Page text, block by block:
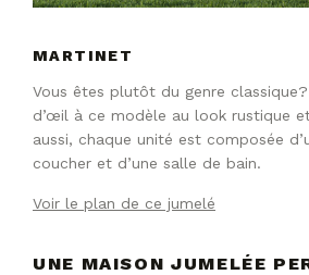
MARTINET
Vous êtes plutôt du genre
d’œil à ce modèle au look rustique
aussi, chaque unité est composée
coucher et d’une salle de bain.
Voir le plan de ce jumelé
UNE MAISON JUMELÉE